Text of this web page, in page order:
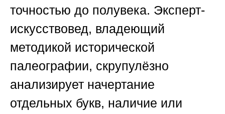
точностью до полувека. Эксперт-
искусствовед, владеющий
методикой исторической
палеографии, скрупулёзно
анализирует начертание
отдельных букв, наличие или